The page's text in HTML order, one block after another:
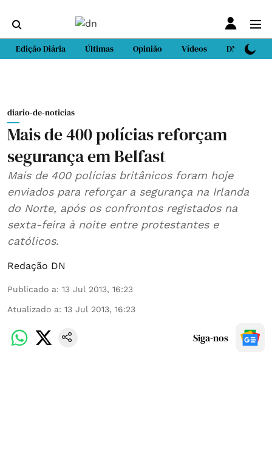
Edição Diária Últimas Opinião Vídeos DN Sport
diario-de-noticias
Mais de 400 polícias reforçam
segurança em Belfast
Mais de 400 polícias britânicos foram hoje
enviados para reforçar a segurança na Irlanda
do Norte, após os confrontos registados na
sexta-feira à noite entre protestantes e
católicos.
Redação DN
Publicado a: 13 Jul 2013, 16:23
Atualizado a: 13 Jul 2013, 16:23
Siga-nos